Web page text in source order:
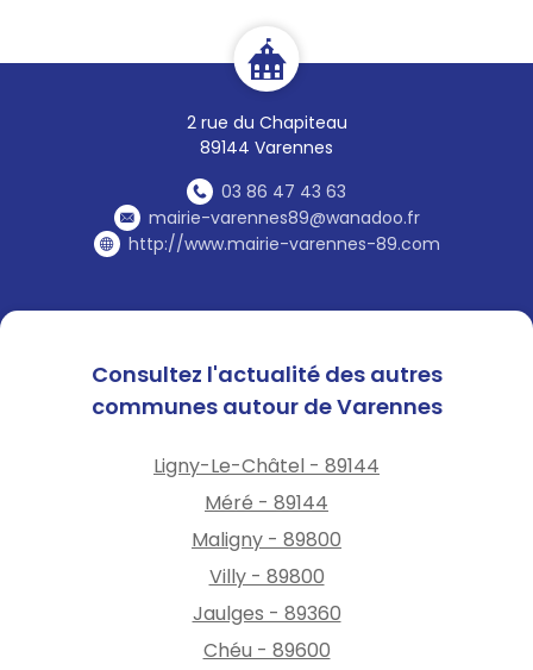
2 rue du Chapiteau
89144 Varennes
03 86 47 43 63
mairie-varennes89@wanadoo.fr
http://www.mairie-varennes-89.com
Consultez l'actualité des autres
communes autour de Varennes
Ligny-Le-Châtel - 89144
Méré - 89144
Maligny - 89800
Villy - 89800
Jaulges - 89360
Chéu - 89600